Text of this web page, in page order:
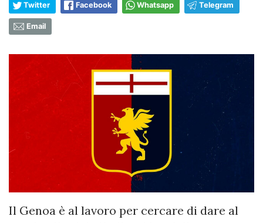
Twitter Facebook Whatsapp Telegram
Email
Il Genoa è al lavoro per cercare di dare al